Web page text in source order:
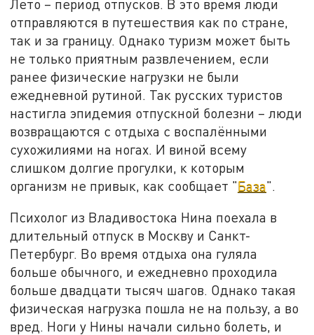
Лето – период отпусков. В это время люди
отправляются в путешествия как по стране,
так и за границу. Однако туризм может быть
не только приятным развлечением, если
ранее физические нагрузки не были
ежедневной рутиной. Так русских туристов
настигла эпидемия отпускной болезни – люди
возвращаются с отдыха с воспалёнными
сухожилиями на ногах. И виной всему
слишком долгие прогулки, к которым
организм не привык, как сообщает "База".
Психолог из Владивостока Нина поехала в
длительный отпуск в Москву и Санкт-
Петербург. Во время отдыха она гуляла
больше обычного, и ежедневно проходила
больше двадцати тысяч шагов. Однако такая
физическая нагрузка пошла не на пользу, а во
вред. Ноги у Нины начали сильно болеть, и